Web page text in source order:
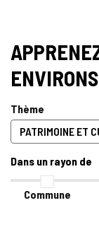
ENVIRONS
Thème
Dans un rayon de
Commune